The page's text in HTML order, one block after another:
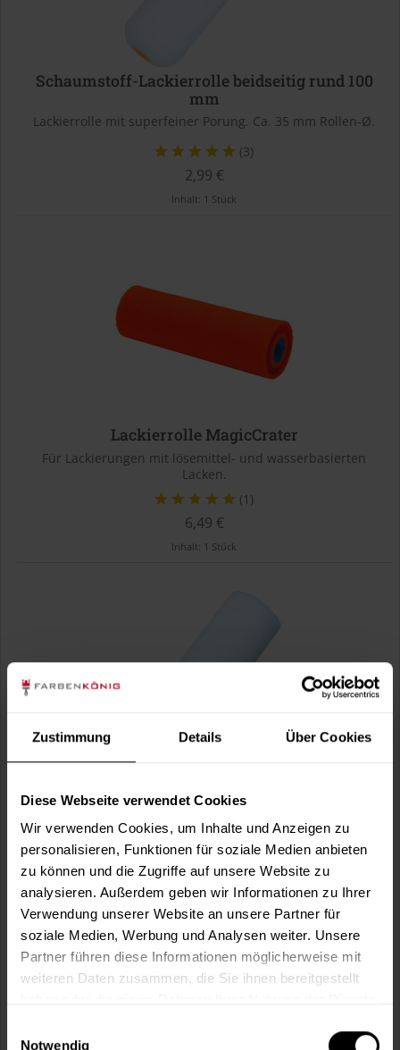
Zustimmung Details Über Cookies
Diese Webseite verwendet Cookies
Wir verwenden Cookies, um Inhalte und Anzeigen zu
personalisieren, Funktionen für soziale Medien anbieten
zu können und die Zugriffe auf unsere Website zu
analysieren. Außerdem geben wir Informationen zu Ihrer
Verwendung unserer Website an unsere Partner für
soziale Medien, Werbung und Analysen weiter. Unsere
Partner führen diese Informationen möglicherweise mit
weiteren Daten zusammen, die Sie ihnen bereitgestellt
Notwendig
Schaumstoff-Lackierrolle beidseitig rund 100
mm
Lackierrolle mit superfeiner Porung. Ca. 35 mm Rollen-Ø.
(3)
2,99 €
Inhalt: 1 Stück
Lackierrolle MagicCrater
Für Lackierungen mit lösemittel- und wasserbasierten
Lacken.
(1)
6,49 €
Inhalt: 1 Stück
mm
Lackierrolle mit superfeiner Porung. Ca. 35 mm Rollen-Ø.
(1)
2,99 €
Inhalt: 1 Stück